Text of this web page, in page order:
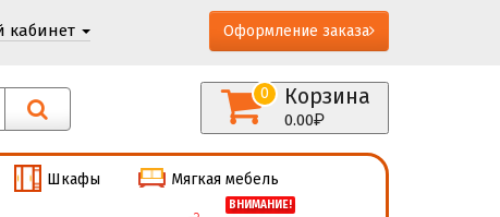
кабинет Оформление заказа
Корзина
0
0.00
Шкафы Мягкая мебель
ВНИМАНИЕ!